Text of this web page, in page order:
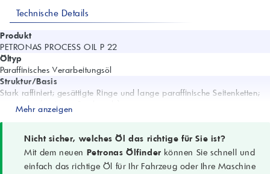
Technische Details
Produkt
PETRONAS PROCESS OIL P 22
Öltyp
Paraffinisches Verarbeitungsöl
Struktur/Basis
Stark raffiniert; gesättigte Ringe und lange paraffinische Seitenketten;
entwachst (geringer Stockpunkt)
geringe Flüchtigkeit; gute Farbstabilität; geringer Aromatengehalt
Empfohlene Elastomere
Butyl, EP, EPDM, SBR, Naturgummi
Mehr anzeigen
Nicht sicher, welches Öl das richtige für Sie ist?
Mit dem neuen Petronas Ölfinder können Sie schnell und
einfach das richtige Öl für Ihr Fahrzeug oder Ihre Maschine